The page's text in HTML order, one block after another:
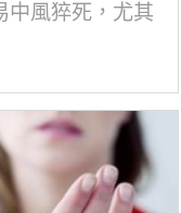
中風猝死，尤其